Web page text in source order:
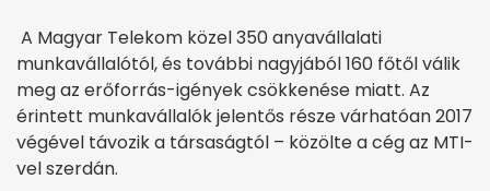
A Magyar Telekom közel 350 anyavállalati
munkavállalótól, és további nagyjából 160 főtől válik
meg az erőforrás-igények csökkenése miatt. Az
érintett munkavállalók jelentős része várhatóan 2017
végével távozik a társaságtól – közölte a cég az MTI-
vel szerdán.